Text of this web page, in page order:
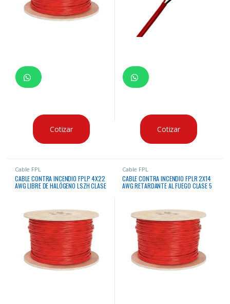
Cotizar Cotizar
Cable FPL
CABLE CONTRA INCENDIO FPLP 4X22
AWG LIBRE DE HALÓGENO LSZH CLASE
Cable FPL
CABLE CONTRA INCENDIO FPLR 2X14
AWG RETARDANTE AL FUEGO CLASE 5